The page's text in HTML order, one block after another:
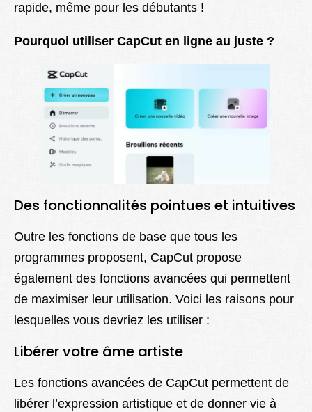
rapide, même pour les débutants !
Pourquoi utiliser CapCut en ligne au juste ?
Des fonctionnalités pointues et intuitives
Outre les fonctions de base que tous les
programmes proposent, CapCut propose
également des fonctions avancées qui permettent
de maximiser leur utilisation. Voici les raisons pour
lesquelles vous devriez les utiliser :
Libérer votre âme artiste
Les fonctions avancées de CapCut permettent de
libérer l’expression artistique et de donner vie à